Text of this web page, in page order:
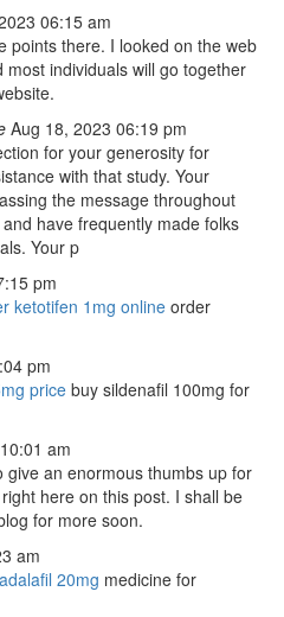
06:15 am
points there. I looked on the web
individuals will go together
Aug 18, 2023 06:19 pm
for your generosity for
with that study. Your
the message throughout
have frequently made folks
Your p
pm
ketotifen 1mg online order
pm
price buy sildenafil 100mg for
am
give an enormous thumbs up for
here on this post. I shall be
for more soon.
am
20mg medicine for